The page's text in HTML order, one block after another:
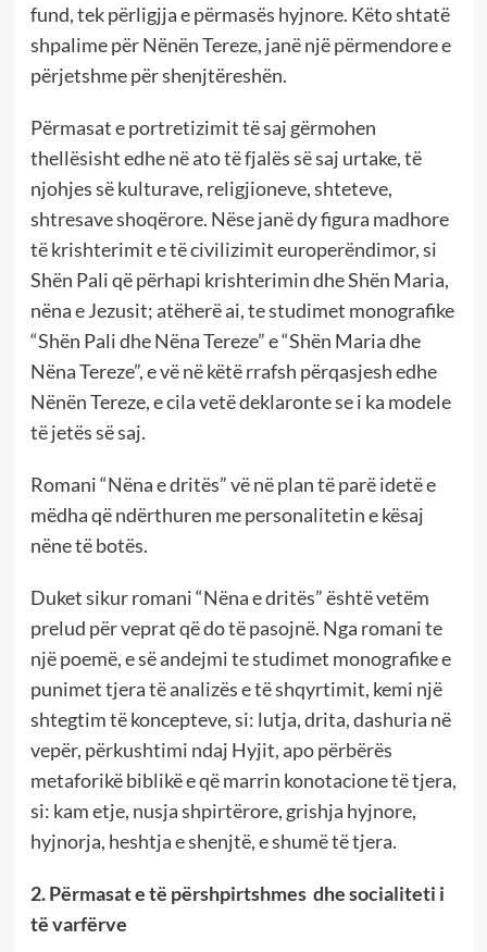
fund, tek përligjja e përmasës hyjnore. Këto shtatë
shpalime për Nënën Tereze, janë një përmendore e
përjetshme për shenjtëreshën.
Përmasat e portretizimit të saj gërmohen
thellësisht edhe në ato të fjalës së saj urtake, të
njohjes së kulturave, religjioneve, shteteve,
shtresave shoqërore. Nëse janë dy figura madhore
të krishterimit e të civilizimit europerëndimor, si
Shën Pali që përhapi krishterimin dhe Shën Maria,
nëna e Jezusit; atëherë ai, te studimet monografike
“Shën Pali dhe Nëna Tereze” e “Shën Maria dhe
Nëna Tereze”, e vë në këtë rrafsh përqasjesh edhe
Nënën Tereze, e cila vetë deklaronte se i ka modele
të jetës së saj.
Romani “Nëna e dritës” vë në plan të parë idetë e
mëdha që ndërthuren me personalitetin e kësaj
nëne të botës.
Duket sikur romani “Nëna e dritës” është vetëm
prelud për veprat që do të pasojnë. Nga romani te
një poemë, e së andejmi te studimet monografike e
punimet tjera të analizës e të shqyrtimit, kemi një
shtegtim të koncepteve, si: lutja, drita, dashuria në
vepër, përkushtimi ndaj Hyjit, apo përbërës
metaforikë biblikë e që marrin konotacione të tjera,
si: kam etje, nusja shpirtërore, grishja hyjnore,
hyjnorja, heshtja e shenjtë, e shumë të tjera.
2. Përmasat e të përshpirtshmes dhe socialiteti i
të varfërve